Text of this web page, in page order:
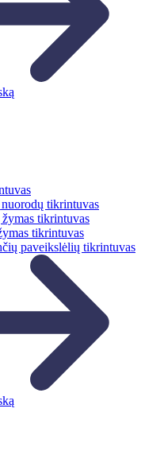
tikrintuvas
tikrintuvas
tikrintuvas
paveikslėlių tikrintuvas